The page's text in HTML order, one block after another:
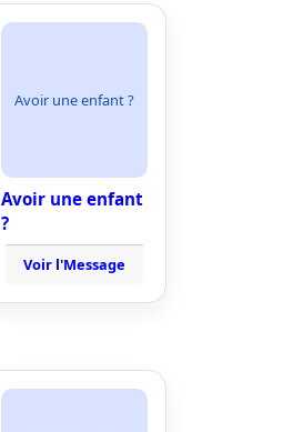
Avoir une enfant ?
Avoir une enfant
?
Voir l'Message